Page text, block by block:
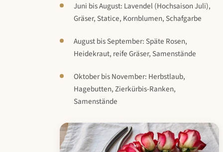
Juni bis August: Lavendel (Hochsaison Juli),
Gräser, Statice, Kornblumen, Schafgarbe
August bis September: Späte Rosen,
Heidekraut, reife Gräser, Samenstände
Oktober bis November: Herbstlaub,
Hagebutten, Zierkürbis-Ranken,
Samenstände